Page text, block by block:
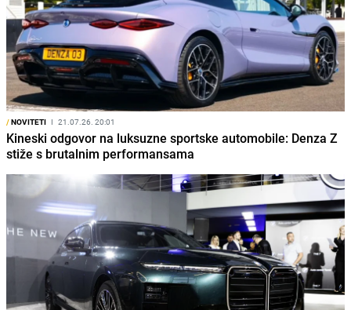
/NOVITETI I 21.07.26. 20:01
Kineski odgovor na luksuzne sportske automobile: Denza Z
stiže s brutalnim performansama